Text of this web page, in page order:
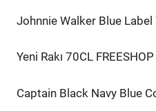
Johnnie Walker Blue Label
Yeni Rakı 70CL FREESHOP
Captain Black Navy Blue